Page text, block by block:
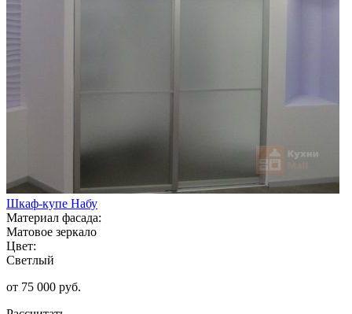
Шкаф-купе Набу
Материал фасада:
Матовое зеркало
Цвет:
Светлый
от 75 000 руб.